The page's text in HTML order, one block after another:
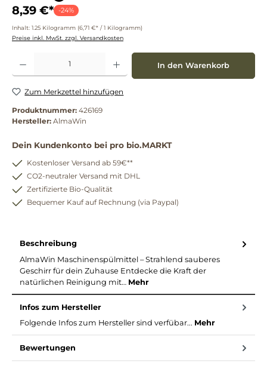
8,39 €* -24%
Inhalt: 1.25 Kilogramm (6,71 €* / 1 Kilogramm)
Preise inkl. MwSt. zzgl. Versandkosten
Produkt Anzahl: Gib den gewünschten Wert ein oder benutze die Schaltflächen um
In den Warenkorb
Zum Merkzettel hinzufügen
Produktnummer: 426169
Hersteller: AlmaWin
Dein Kundenkonto bei pro bio.MARKT
Kostenloser Versand ab 59€**
CO2-neutraler Versand mit DHL
Zertifizierte Bio-Qualität
Bequemer Kauf auf Rechnung (via Paypal)
Beschreibung
AlmaWin Maschinenspülmittel – Strahlend sauberes
Geschirr für dein Zuhause Entdecke die Kraft der
natürlichen Reinigung mit… Mehr
Infos zum Hersteller
Folgende Infos zum Hersteller sind verfübar... Mehr
Bewertungen